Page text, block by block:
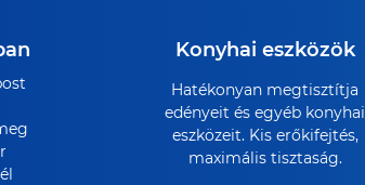
Konyhai eszközök
Hatékonyan megtisztítja
edényeit és egyéb konyhai
eszközeit. Kis erőkifejtés,
maximális tisztaság.